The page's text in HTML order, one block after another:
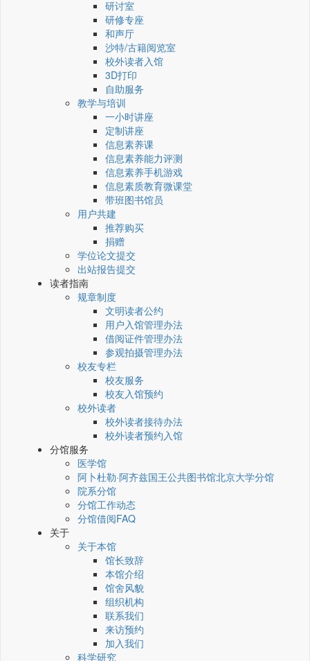
研讨室
研修专座
和声厅
沙特/古籍阅览室
校外读者入馆
3D打印
自助服务
教学与培训
一小时讲座
定制讲座
信息素养课
信息素养能力评测
信息素养手机游戏
信息素质教育微课堂
带班图书馆员
用户共建
推荐购买
捐赠
学位论文提交
出站报告提交
读者指南
规章制度
文明读者公约
用户入馆管理办法
借阅证件管理办法
参观拍摄管理办法
校友专栏
校友服务
校友入馆预约
校外读者
校外读者接待办法
校外读者预约入馆
分馆服务
医学馆
阿卜杜勒·阿齐兹国王公共图书馆北京大学分馆
院系分馆
分馆工作动态
分馆借阅FAQ
关于
关于本馆
馆长致辞
本馆介绍
馆舍风貌
组织机构
联系我们
来访预约
加入我们
科学研究